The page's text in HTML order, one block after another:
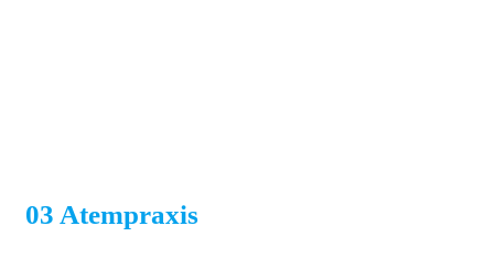
03 Atempraxis